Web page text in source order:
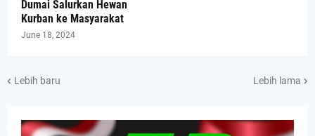
Dumai Salurkan Hewan
Kurban ke Masyarakat
June 18, 2024
Lebih baru Lebih lama